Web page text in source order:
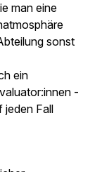
man eine
sonst
ein
-
jeden Fall